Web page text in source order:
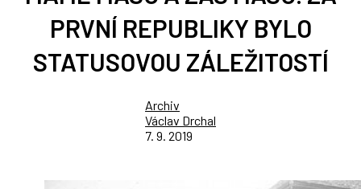
PRVNÍ REPUBLIKY BYLO
STATUSOVOU ZÁLEŽITOSTÍ
Archiv
Václav Drchal
7. 9. 2019